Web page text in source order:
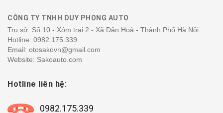
CÔNG TY TNHH DUY PHONG AUTO
Trụ sở: Số 10 - Xóm trại 2 - Xã Dân Hoà - Thành Phố Hà Nội
Hotline: 0982.175.339
Email: otosakovn@gmail.com
Website: Sakoauto.com
Hotline liên hệ:
0982.175.339